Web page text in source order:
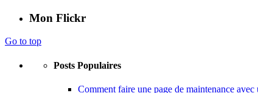
Mon Flickr
Go to top
Posts Populaires
Comment faire une page de maintenance avec